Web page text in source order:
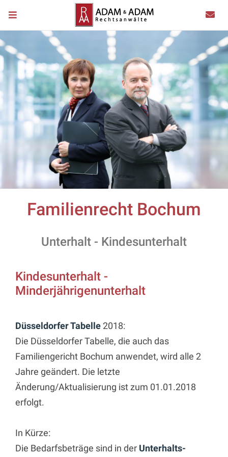
Familienrecht Bochum
Unterhalt - Kindesunterhalt
Kindesunterhalt -
Minderjährigenunterhalt
Düsseldorfer Tabelle2018:
Die Düsseldorfer Tabelle, die auch das
Familiengericht Bochum anwendet, wird alle 2
Jahre geändert. Die letzte
Änderung/Aktualisierung ist zum 01.01.2018
erfolgt.
In Kürze:
Die Bedarfsbeträge sind in der Unterhalts-